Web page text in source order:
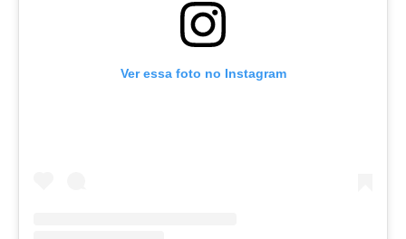
Ver essa foto no Instagram